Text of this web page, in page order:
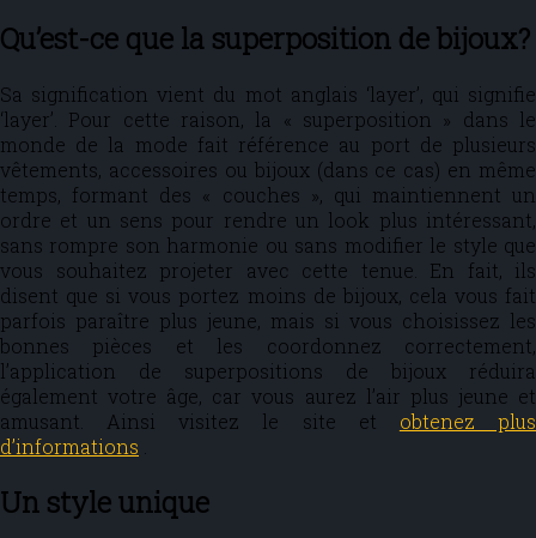
Qu’est-ce que la superposition de bijoux?
Sa signification vient du mot anglais ‘layer’, qui signifie
‘layer’. Pour cette raison, la « superposition » dans le
monde de la mode fait référence au port de plusieurs
vêtements, accessoires ou bijoux (dans ce cas) en même
temps, formant des « couches », qui maintiennent un
ordre et un sens pour rendre un look plus intéressant,
sans rompre son harmonie ou sans modifier le style que
vous souhaitez projeter avec cette tenue. En fait, ils
disent que si vous portez moins de bijoux, cela vous fait
parfois paraître plus jeune, mais si vous choisissez les
bonnes pièces et les coordonnez correctement,
l’application de superpositions de bijoux réduira
également votre âge, car vous aurez l’air plus jeune et
amusant. Ainsi visitez le site et obtenez plus
d’informations
Un style unique